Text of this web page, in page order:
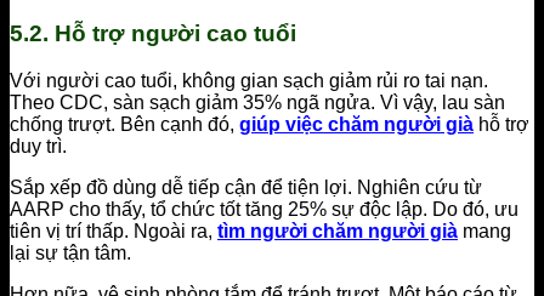
5.2. Hỗ trợ người cao tuổi
Với người cao tuổi, không gian sạch giảm rủi ro tai nạn.
Theo CDC, sàn sạch giảm 35% ngã ngửa. Vì vậy, lau sàn
chống trượt. Bên cạnh đó, giúp việc chăm người già hỗ trợ
duy trì.
Sắp xếp đồ dùng dễ tiếp cận để tiện lợi. Nghiên cứu từ
AARP cho thấy, tổ chức tốt tăng 25% sự độc lập. Do đó, ưu
tiên vị trí thấp. Ngoài ra, tìm người chăm người già mang
lại sự tận tâm.